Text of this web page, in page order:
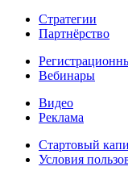
Стратегии
Партнёрство
Вебинары
Видео
Реклама
Стартовый
Условия